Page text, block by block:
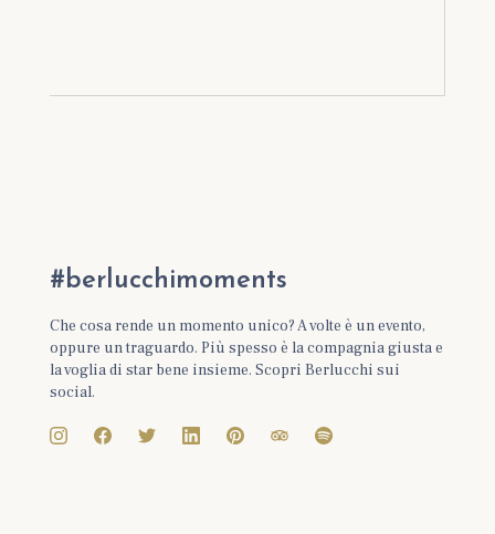
#berlucchimoments
Che cosa rende un momento unico? A volte è un evento,
oppure un traguardo. Più spesso è la compagnia giusta e
la voglia di star bene insieme. Scopri Berlucchi sui
social.